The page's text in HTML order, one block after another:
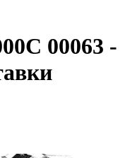
00063 -